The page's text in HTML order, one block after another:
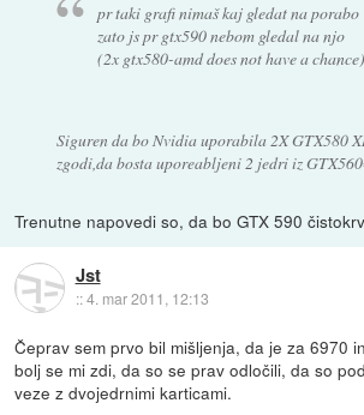
pr taki grafi nimaš kaj gledat na porabo
zato js pr gtx590 nebom gledal na njo
(2x gtx580-amd does not have a chance)
Siguren da bo Nvidia uporabila 2X GTX580
zgodi,da bosta uporeabljeni 2 jedri iz
Trenutne napovedi so, da bo GTX 590
Jst
::4. mar 2011, 12:13
Čeprav sem prvo bil mišljenja, da je za 6970
bolj se mi zdi, da so se prav odločili, da so
veze z dvojedrnimi karticami.